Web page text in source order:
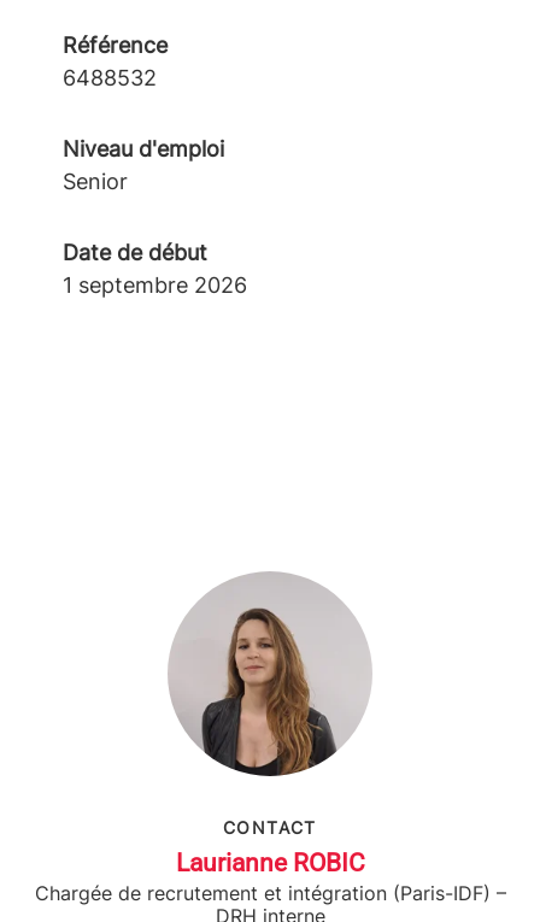
Référence
6488532
Niveau d'emploi
Senior
Date de début
1 septembre 2026
CONTACT
Laurianne ROBIC
Chargée de recrutement et intégration (Paris-IDF) –
DRH interne